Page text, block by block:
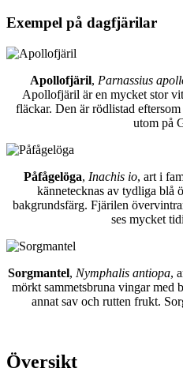
Exempel på dagfjärilar
Apollofjäril, Parnassius
Apollofjäril är en mycket stor
fläckar. Den är rödlistad
utom på
Påfågelöga, Inachis io, art i
kännetecknas av tydliga blå
bakgrundsfärg. Fjärilen
ses mycket
Sorgmantel, Nymphalis antiopa,
mörkt sammetsbruna vingar med
annat sav och rutten frukt.
Översikt